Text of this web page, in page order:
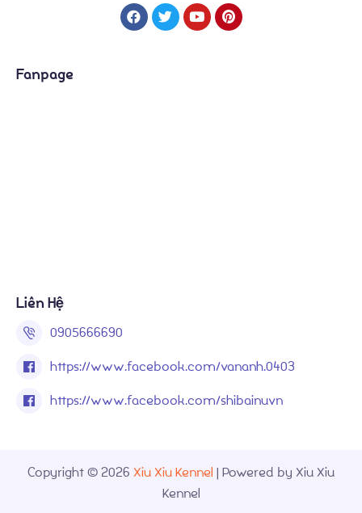
Fanpage
Liên Hệ
0905666690
https://www.facebook.com/vananh.0403
https://www.facebook.com/shibainuvn
Copyright © 2026 Xiu Xiu Kennel | Powered by Xiu Xiu
Kennel